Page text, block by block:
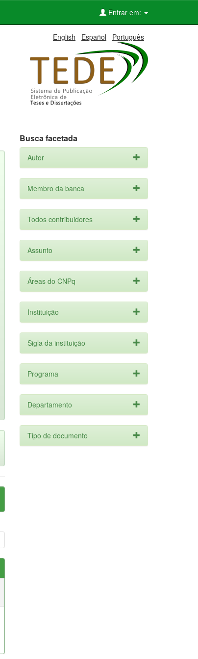
Entrar em:
English Español Português
Busca facetada
Autor
Membro da banca
Todos contribuidores
Assunto
Áreas do CNPq
Instituição
Sigla da instituição
Programa
Departamento
Tipo de documento